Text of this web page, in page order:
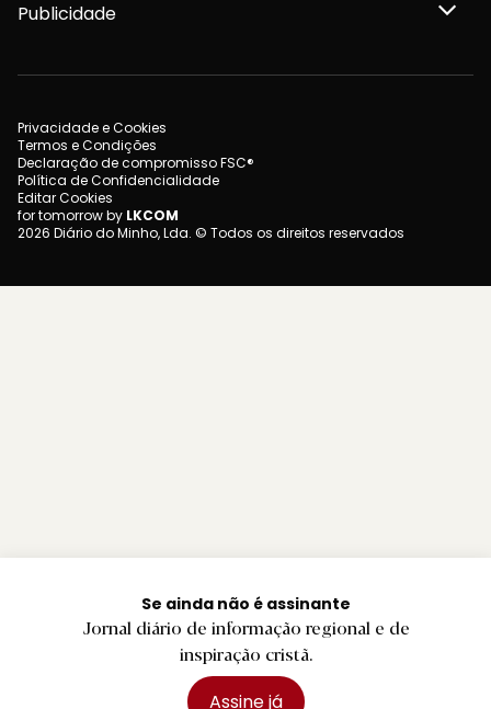
Se ainda não é assinante
Jornal diário de informação regional e de
inspiração cristã.
Assine já
Publicidade
Privacidade e Cookies
Termos e Condições
Declaração de compromisso FSC®
Política de Confidencialidade
Editar Cookies
for tomorrow by LKCOM
2026 Diário do Minho, Lda. © Todos os direitos reservados